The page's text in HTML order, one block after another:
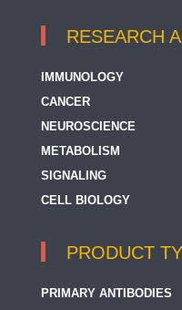
RESEARCH
IMMUNOLOGY
CANCER
NEUROSCIENCE
METABOLISM
SIGNALING
CELL BIOLOGY
PRODUCT
PRIMARY ANTIBODIES